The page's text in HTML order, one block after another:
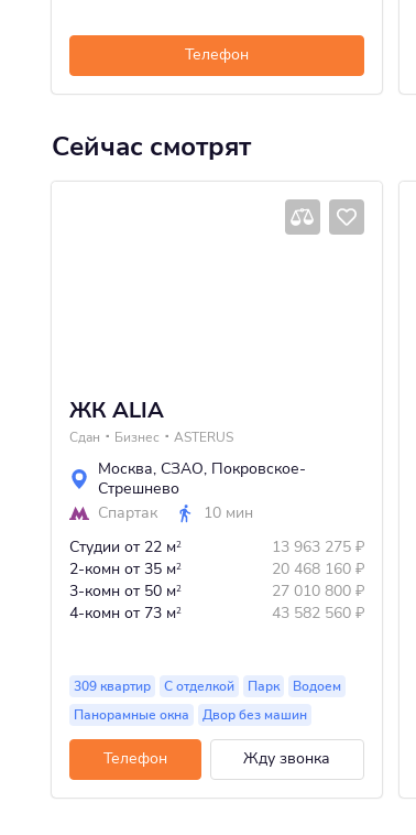
Телефон
Сейчас смотрят
ЖК ALIA
Сдан Бизнес ASTERUS
Москва, СЗАО, Покровское-
Стрешнево
Спартак
10 мин
Студии от 22 м2 13 963 275 ₽
2-комн от 35 м2 20 468 160 ₽
3-комн от 50 м2 27 010 800 ₽
4-комн от 73 м2 43 582 560 ₽
309 квартир С отделкой Парк
Водоем
Панорамные окна
Двор без машин
Телефон Жду звонка